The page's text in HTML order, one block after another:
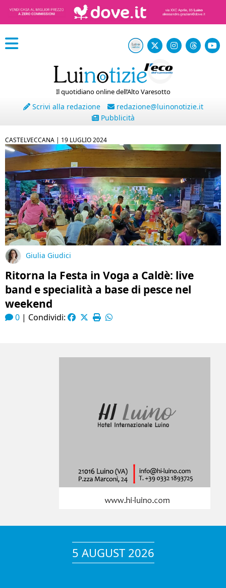
Il quotidiano online dell’Alto Varesotto
Scrivi alla redazione
redazione@luinonotizie.it
Pubblicità
CASTELVECCANA | 19 LUGLIO 2024
Giulia Giudici
Ritorna la Festa in Voga a Caldè: live
band e specialità a base di pesce nel
weekend
0 | Condividi:
5 AUGUST 2026